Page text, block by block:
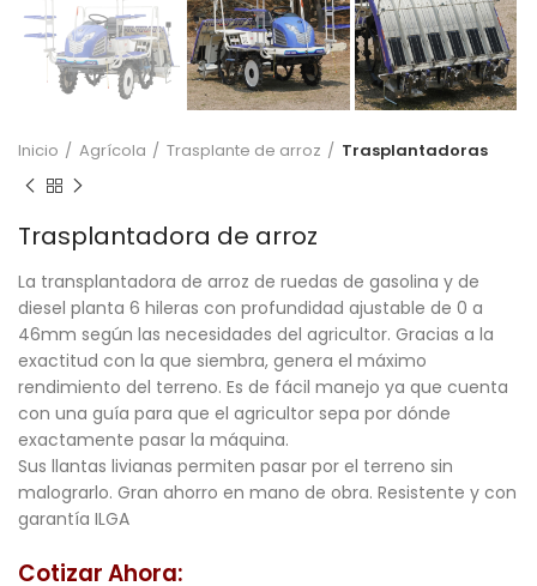
Inicio Agrícola Trasplante de arroz Trasplantadoras
Trasplantadora de arroz
La transplantadora de arroz de ruedas de gasolina y de
diesel planta 6 hileras con profundidad ajustable de 0 a
46mm según las necesidades del agricultor. Gracias a la
exactitud con la que siembra, genera el máximo
rendimiento del terreno. Es de fácil manejo ya que cuenta
con una guía para que el agricultor sepa por dónde
exactamente pasar la máquina.
Sus llantas livianas permiten pasar por el terreno sin
malograrlo. Gran ahorro en mano de obra. Resistente y con
garantía ILGA
Cotizar Ahora: